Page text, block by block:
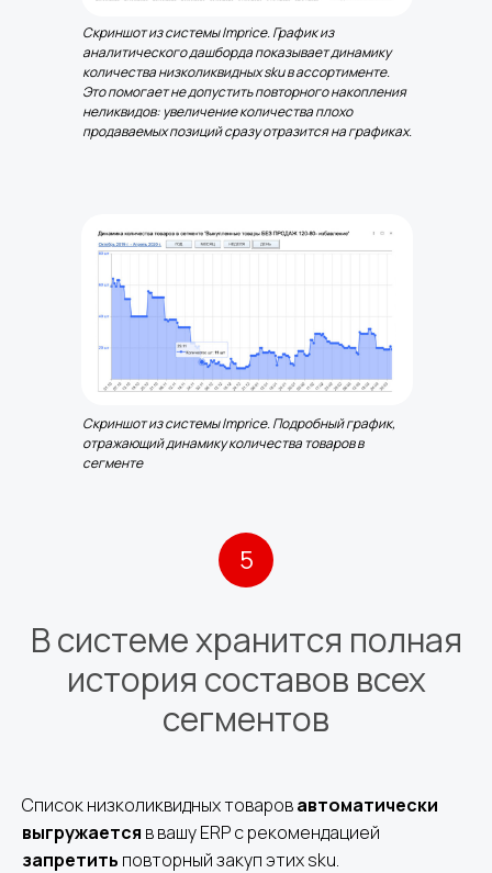
Скриншот из системы Imprice. График из
аналитического дашборда показывает динамику
количества низколиквидных sku в ассортименте.
Это помогает не допустить повторного накопления
неликвидов: увеличение количества плохо
продаваемых позиций сразу отразится на графиках.
Скриншот из системы Imprice. Подробный график,
отражающий динамику количества товаров в
сегменте
5
В системе хранится полная
история составов всех
сегментов
Список низколиквидных товаровавтоматически
выгружается в вашу ERP с рекомендацией
запретить повторный закуп этих sku.